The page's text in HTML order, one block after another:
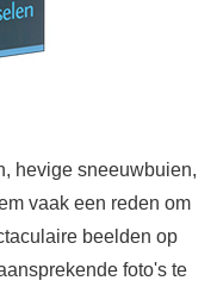
hevige sneeuwbuien,
vaak een reden om
beelden op
foto's te